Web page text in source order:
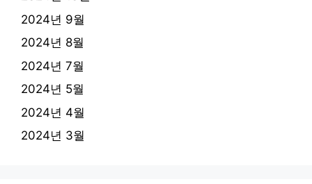
2024년 9월
2024년 8월
2024년 7월
2024년 5월
2024년 4월
2024년 3월